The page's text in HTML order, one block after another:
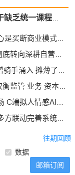
往期回顾
数据
邮箱订阅